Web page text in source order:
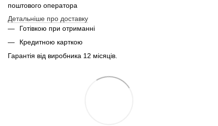
поштового оператора
Детальніше про доставку
Готівкою при отриманні
Кредитною карткою
Гарантія від виробника 12 місяців.